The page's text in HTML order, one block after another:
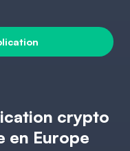
crypto
en Europe